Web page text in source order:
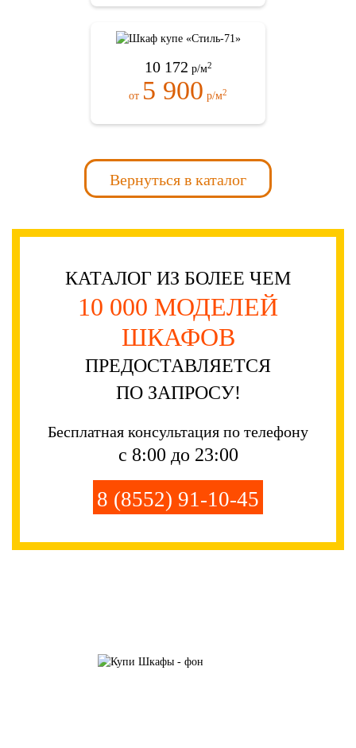
10 172 р/м2
от 5 900 р/м2
Вернуться в каталог
КАТАЛОГ ИЗ БОЛЕЕ ЧЕМ
10 000 МОДЕЛЕЙ
ШКАФОВ
ПРЕДОСТАВЛЯЕТСЯ
ПО ЗАПРОСУ!
Бесплатная консультация по телефону
с 8:00 до 23:00
8 (8552) 91-10-45